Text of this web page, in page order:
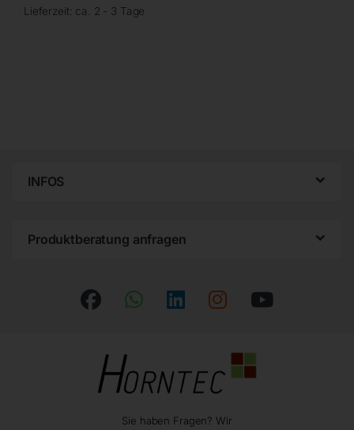
Lieferzeit: ca. 2 - 3 Tage
INFOS
Produktberatung anfragen
Sie haben Fragen? Wir